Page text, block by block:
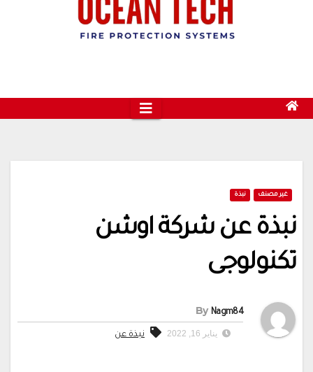
غير مصنف نبذة
نبذة عن شركة اوشن
تكنولوجى
By Nagm84
يناير 16, 2022 نبذة عن